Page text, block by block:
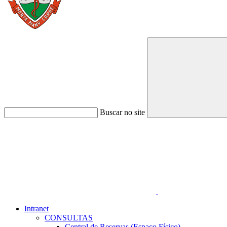
Buscar no site
Intranet
CONSULTAS